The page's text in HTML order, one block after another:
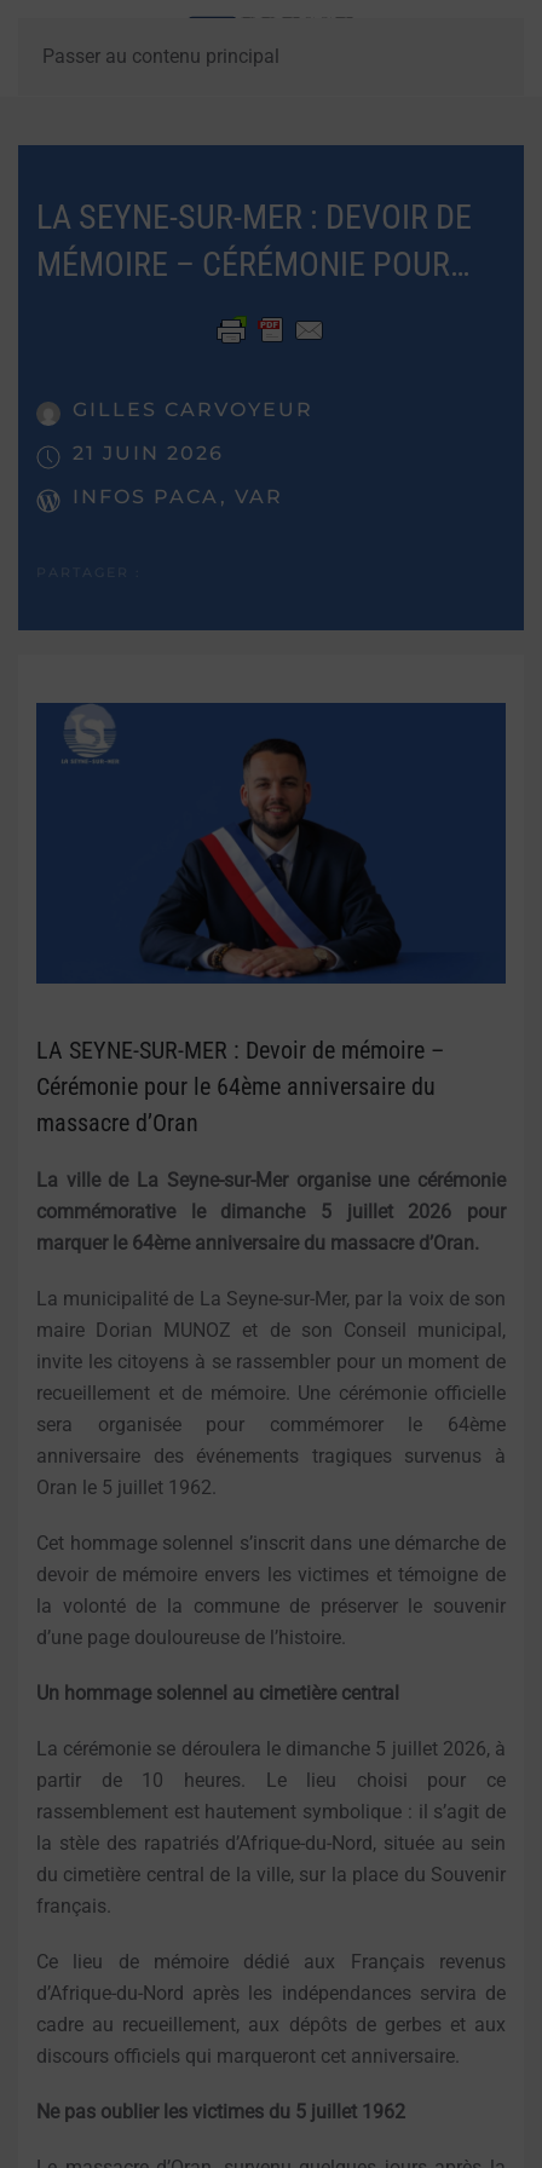
Passer au contenu principal
LA SEYNE-SUR-MER : DEVOIR DE
MÉMOIRE – CÉRÉMONIE POUR…
GILLES CARVOYEUR
21 JUIN 2026
INFOS PACA, VAR
LA SEYNE-SUR-MER : Devoir de mémoire –
Cérémonie pour le 64ème anniversaire du
massacre d’Oran
La ville de La Seyne-sur-Mer organise une cérémonie
commémorative le dimanche 5 juillet 2026 pour
marquer le 64ème anniversaire du massacre d’Oran.
La municipalité de La Seyne-sur-Mer, par la voix de son
maire Dorian MUNOZ et de son Conseil municipal,
invite les citoyens à se rassembler pour un moment de
recueillement et de mémoire. Une cérémonie officielle
sera organisée pour commémorer le 64ème
anniversaire des événements tragiques survenus à
Oran le 5 juillet 1962.
Cet hommage solennel s’inscrit dans une démarche de
devoir de mémoire envers les victimes et témoigne de
la volonté de la commune de préserver le souvenir
d’une page douloureuse de l’histoire.
Un hommage solennel au cimetière central
La cérémonie se déroulera le dimanche 5 juillet 2026, à
partir de 10 heures. Le lieu choisi pour ce
rassemblement est hautement symbolique : il s’agit de
la stèle des rapatriés d’Afrique-du-Nord, située au sein
du cimetière central de la ville, sur la place du Souvenir
français.
Ce lieu de mémoire dédié aux Français revenus
d’Afrique-du-Nord après les indépendances servira de
cadre au recueillement, aux dépôts de gerbes et aux
discours officiels qui marqueront cet anniversaire.
Ne pas oublier les victimes du 5 juillet 1962